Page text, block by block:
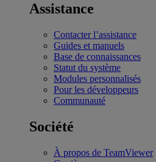
Assistance
Contacter l’assistance
Guides et manuels
Base de connaissances
Statut du système
Modules personnalisés
Pour les développeurs
Communauté
Société
À propos de TeamViewer